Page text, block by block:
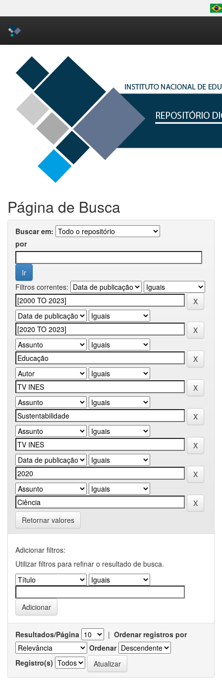
Skip
navigation
Página de Busca
Buscar em:
por
Filtros correntes:
Retornar valores
Adicionar filtros:
Utilizar filtros para refinar o resultado de busca.
Resultados/Página | Ordenar registros por
Ordenar
Registro(s)